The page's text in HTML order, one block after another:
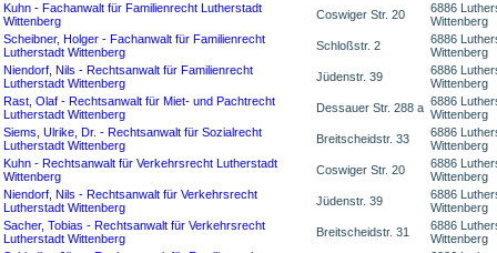
Kuhn - Fachanwalt für Familienrecht Lutherstadt
Wittenberg
Coswiger Str. 20
6886
Wittenberg
Scheibner, Holger - Fachanwalt für Familienrecht
Lutherstadt Wittenberg
Schloßstr. 2
6886
Wittenberg
Niendorf, Nils - Rechtsanwalt für Familienrecht
Lutherstadt Wittenberg
Jüdenstr. 39
6886
Wittenberg
Rast, Olaf - Rechtsanwalt für Miet- und Pachtrecht
Lutherstadt Wittenberg
Dessauer Str. 288 a 6886
Wittenberg
Siems, Ulrike, Dr. - Rechtsanwalt für Sozialrecht
Lutherstadt Wittenberg
Breitscheidstr. 33
6886
Wittenberg
Kuhn - Rechtsanwalt für Verkehrsrecht Lutherstadt
Wittenberg
Coswiger Str. 20
6886
Wittenberg
Niendorf, Nils - Rechtsanwalt für Verkehrsrecht
Lutherstadt Wittenberg
Jüdenstr. 39
6886
Wittenberg
Sacher, Tobias - Rechtsanwalt für Verkehrsrecht
Lutherstadt Wittenberg
Breitscheidstr. 31
6886
Wittenberg